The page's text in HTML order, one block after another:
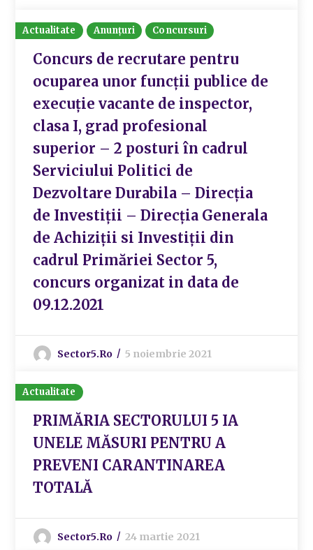
Actualitate Anunțuri Concursuri
Concurs de recrutare pentru
ocuparea unor funcții publice de
execuție vacante de inspector,
clasa I, grad profesional
superior – 2 posturi în cadrul
Serviciului Politici de
Dezvoltare Durabila – Direcția
de Investiții – Direcția Generala
de Achiziții si Investiții din
cadrul Primăriei Sector 5,
concurs organizat in data de
09.12.2021
Sector5.ro 5 noiembrie 2021
Actualitate
PRIMĂRIA SECTORULUI 5 IA
UNELE MĂSURI PENTRU A
PREVENI CARANTINAREA
TOTALĂ
Sector5.ro 24 martie 2021